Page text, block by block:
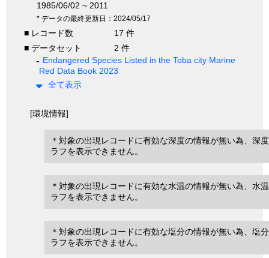
1985/06/02 ~ 2011
* データの最終更新日：2024/05/17
■ レコード数
17 件
■ データセット
2 件
Endangered Species Listed in the Toba city Marine
Red Data Book 2023
全て表示
[環境情報]
＊対象の出現レコードに有効な深度の情報が無い為、深
ラフを表示できません。
＊対象の出現レコードに有効な水温の情報が無い為、水
ラフを表示できません。
＊対象の出現レコードに有効な塩分の情報が無い為、塩
ラフを表示できません。